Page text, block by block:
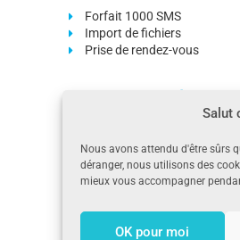
Salut
Nous avons attendu d'être sûrs
déranger, nous utilisons des
mieux vous accompagner
OK pour moi
Forfait 1000 SMS
Import de fichiers
Prise de rendez-vous
Gestion des stocks
Liaison comptable